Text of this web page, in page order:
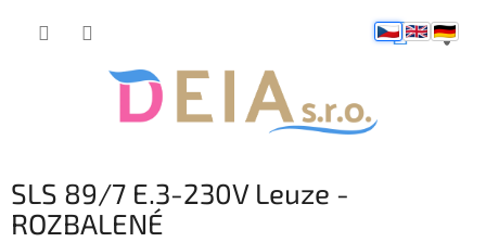
SLS 89/7 E.3-230V Leuze -
ROZBALENÉ